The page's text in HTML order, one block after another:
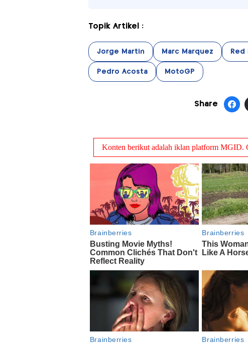
Topik Artikel :
Jorge Martin Marc Marquez Red
Pedro Acosta MotoGP
Share